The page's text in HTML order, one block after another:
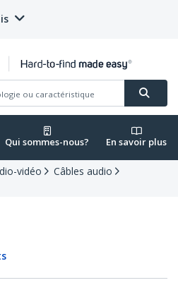
Qui sommes-nous? En savoir plus
vidéo
Câbles audio